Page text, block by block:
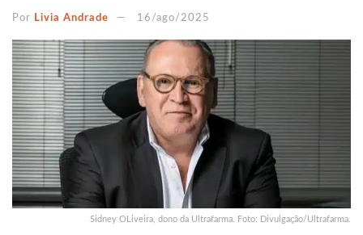
Por Livia Andrade 16/ago/2025
Sidney OLiveira, dono da Ultrafarma. Foto: Divulgação/Ultrafarma.